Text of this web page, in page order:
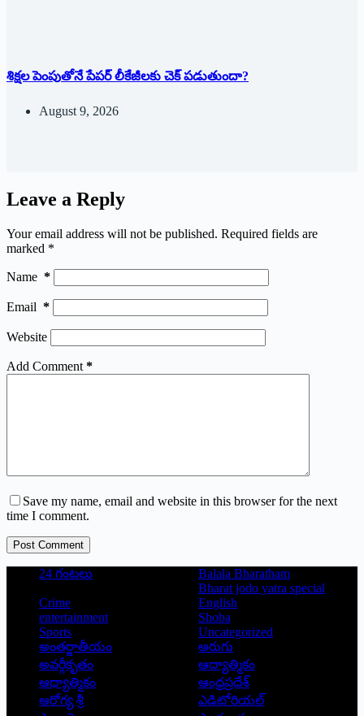
శిక్షల పెంపుతోనే పేపర్ లీకేజీలకు చెక్ పడుతుందా?
August 9, 2026
Leave a Reply
Your email address will not be published. Required fields are
marked *
Name *
Email *
Website
Add Comment *
Save my name, email and website in this browser for the next
time I comment.
Post Comment
24 గంటలు
Balala Bharatham
Bharat jodo yatra special
Crime
English
entertainment
Shoba
Sports
Uncategorized
అంతర్జాతీయం
అరుగు
అవర్గీకృతం
ఆద్యాత్మికం
ఆధ్యాత్మికం
ఆంధ్రప్రదేశ్
ఆరోగ్య శ్రీ
ఎడిటోరియల్